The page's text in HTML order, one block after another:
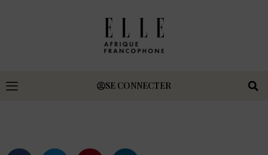
SE CONNECTER